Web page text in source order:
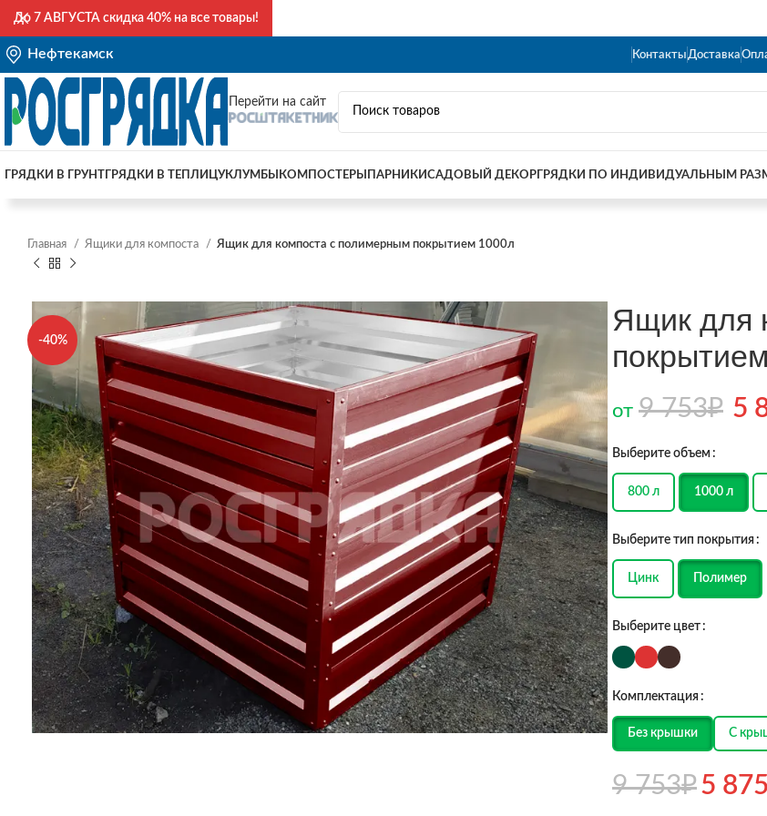
Нефтекамск Контакты Доставка
Перейти на сайт
ГРЯДКИ В ГРУНТ ГРЯДКИ В ТЕПЛИЦУКЛУМБЫ КОМПОСТЕРЫ ПАРНИКИСАДОВЫЙ ДЕКОР ГРЯДКИ ПО ИНДИВИДУАЛЬНЫМ
Главная Ящики для компоста Ящик для компоста с полимерным покрытием 1000л
-40%
Ящик для
от 9 753₽ 5
Выберите объем
800 л 1000 л
Выберите тип покрытия
Цинк Полимер
Выберите цвет
Комплектация
Без крышки С
9 753₽5 875
До 7 АВГУСТА скидка 40% на все товары!